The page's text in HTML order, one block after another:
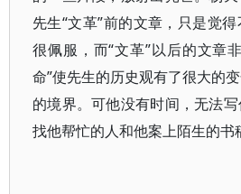
先生“文革”前的文章，只是觉
很佩服，而“文革”以后的文章
命”使先生的历史观有了很大的
的境界。可他没有时间，无法
找他帮忙的人和他案上陌生的书